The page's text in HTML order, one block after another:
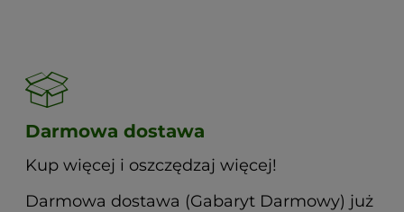
Darmowa dostawa
Kup więcej i oszczędzaj więcej!
Darmowa dostawa (Gabaryt Darmowy) już